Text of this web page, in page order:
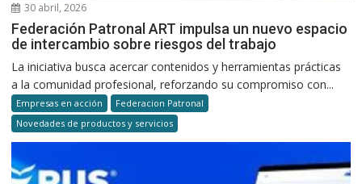
30 abril, 2026
Federación Patronal ART impulsa un nuevo espacio
de intercambio sobre riesgos del trabajo
La iniciativa busca acercar contenidos y herramientas prácticas
a la comunidad profesional, reforzando su compromiso con...
Empresas en acción
Federacion Patronal
Novedades de productos y servicios